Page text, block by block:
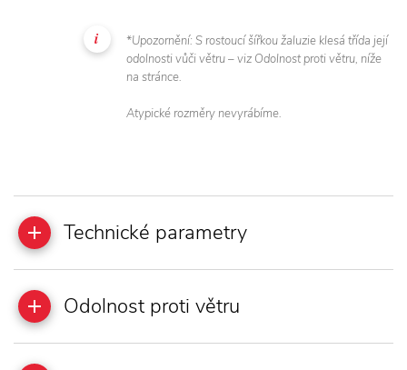
*Upozornění: S rostoucí šířkou žaluzie klesá třída její
odolnosti vůči větru – viz Odolnost proti větru, níže
na stránce.
Atypické rozměry nevyrábíme.
Technické parametry
Odolnost proti větru